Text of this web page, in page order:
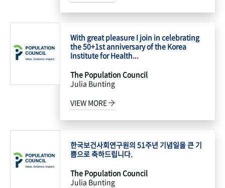
With great pleasure I join in celebrating
the 50+1st anniversary of the Korea
Institute for Health...
The Population Council
Julia Bunting
VIEW MORE
한국보건사회연구원의 51주년 기념일을 큰 기
쁨으로 축하드립니다.
The Population Council
Julia Bunting